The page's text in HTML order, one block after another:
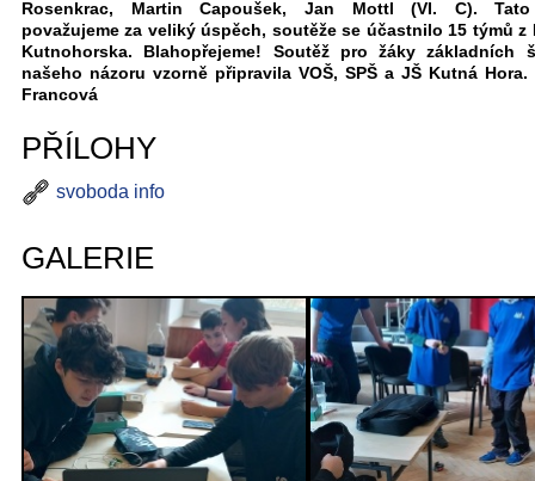
Rosenkrac, Martin Capoušek, Jan Mottl (VI. C).
považujeme za veliký úspěch, soutěže se účastnilo 15 týmů z
Kutnohorska. Blahopřejeme! Soutěž pro žáky základních
našeho názoru vzorně připravila VOŠ, SPŠ a JŠ Kutná Hora.
Francová
PŘÍLOHY
svoboda info
GALERIE